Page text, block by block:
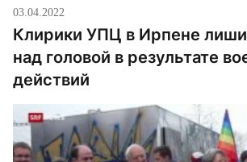
03.04.2022
Клирики УПЦ в Ирпене
над головой в результате
действий